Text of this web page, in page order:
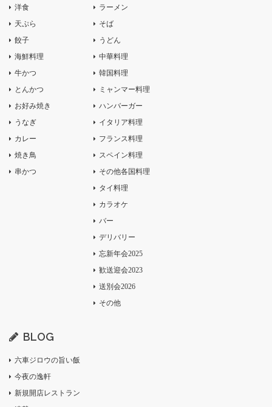
洋食
天ぷら
餃子
海鮮料理
牛かつ
とんかつ
お好み焼き
うなぎ
カレー
焼き鳥
串かつ
ラーメン
そば
うどん
中華料理
韓国料理
ミャンマー料理
ハンバーガー
イタリア料理
フランス料理
スペイン料理
その他各国料理
タイ料理
カラオケ
バー
デリバリー
忘新年会2025
歓送迎会2023
送別会2026
その他
BLOG
六車ジロウの旨い飯
今夜の逸軒
新規開店レストラン